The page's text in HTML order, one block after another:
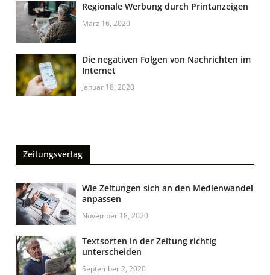
Regionale Werbung durch Printanzeigen
März 16, 2020
Die negativen Folgen von Nachrichten im
Internet
Januar 18, 2020
Zeitungsverlag
Wie Zeitungen sich an den Medienwandel
anpassen
November 18, 2020
Textsorten in der Zeitung richtig
unterscheiden
September 2, 2020